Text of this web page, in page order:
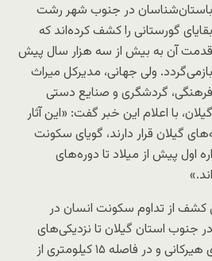
باستان‌شناسان در جنوب شهر رشت
بقایای گورستانی را کشف کرده‌اند که
قدمت آن به بیش از سه هزار سال پیش
بازمی‌گردد. ولی جهانی، مدیرکل میراث
فرهنگی، گردشگری و صنایع دستی
گیلان، با اعلام این خبر گفت: «این آثار
گیلان قرار دارند، گویای سکونت
اول پیش از میلاد تا دوره‌های
کشف از تداوم سکونت انسان در
جنوب استان گیلان تا نزدیکی‌های
رشت، در حاشیه جنگل‌های هیرکانی و در فاصله ۱۵ کیلومتری از